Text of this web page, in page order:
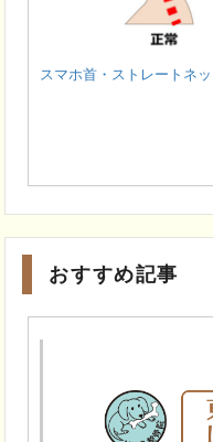
スマホ首・ストレートネ
おすすめ記事